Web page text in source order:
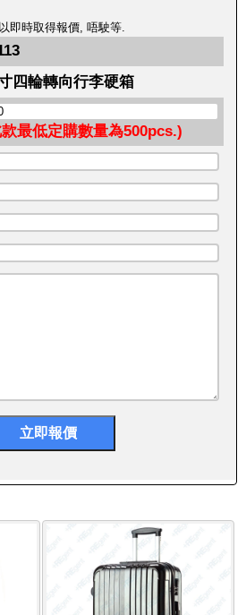
即時取得報價, 唔駛等.
四輪轉向行李硬箱
最低定購數量為500pcs.)